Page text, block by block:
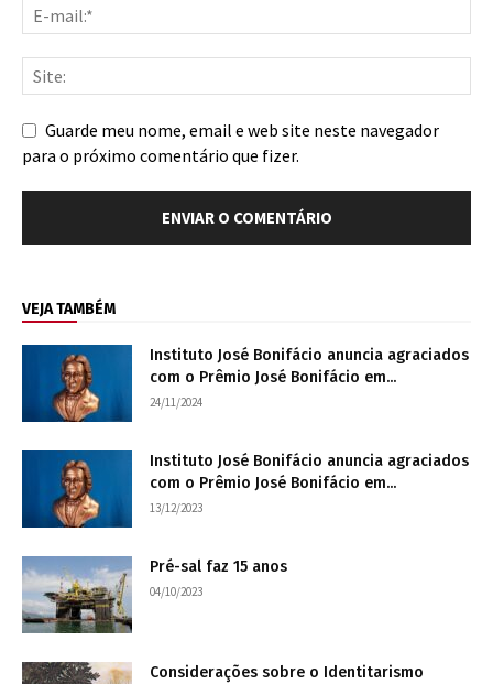
Guarde meu nome, email e web site neste navegador
para o próximo comentário que fizer.
VEJA TAMBÉM
Instituto José Bonifácio anuncia agraciados
com o Prêmio José Bonifácio em...
24/11/2024
Instituto José Bonifácio anuncia agraciados
com o Prêmio José Bonifácio em...
13/12/2023
Pré-sal faz 15 anos
04/10/2023
Considerações sobre o Identitarismo